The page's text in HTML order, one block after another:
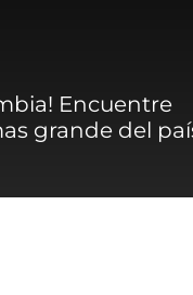
Encuentre
grande del